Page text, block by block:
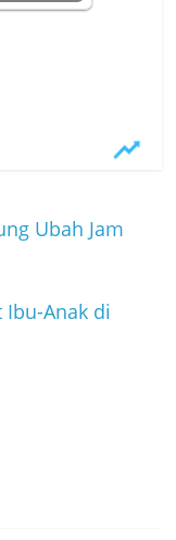
Ubah Jam
Ibu-Anak di